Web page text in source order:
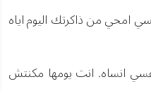
امحي من ذاكرتك اليوم اياه
انساه. انت يومها مكنتش